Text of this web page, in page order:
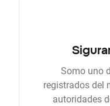
Somo uno
registrados del
autoridades